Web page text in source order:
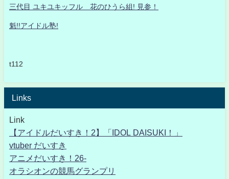
三代目 ユキユキッフル 花のひうら組! 見参！
魁!!アイドル塾!
t112
Links
Link
【アイドルだいすき！2】「IDOL DAISUKI！」
vtuber だいすき
アニメだいすき！26-
オラシオンの競馬グランプリ